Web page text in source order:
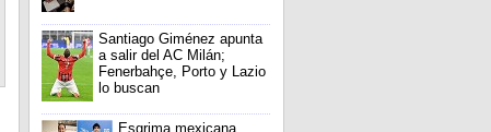
Santiago Giménez apunta
a salir del AC Milán;
Fenerbahçe, Porto y Lazio
lo buscan
Esgrima mexicana